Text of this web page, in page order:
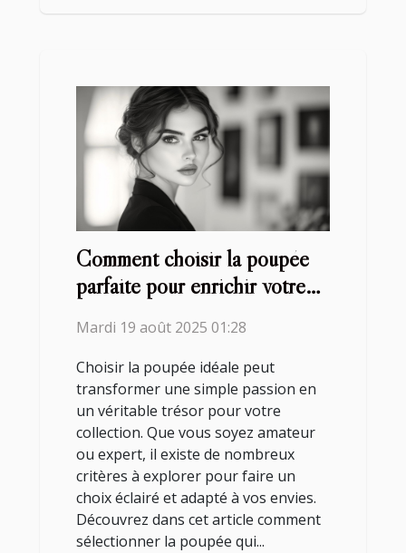
Comment choisir la poupée
parfaite pour enrichir votre
Mardi 19 août 2025 01:28
Choisir la poupée idéale peut
transformer une simple passion en
un véritable trésor pour votre
collection. Que vous soyez amateur
ou expert, il existe de nombreux
critères à explorer pour faire un
choix éclairé et adapté à vos envies.
Découvrez dans cet article comment
sélectionner la poupée qui...